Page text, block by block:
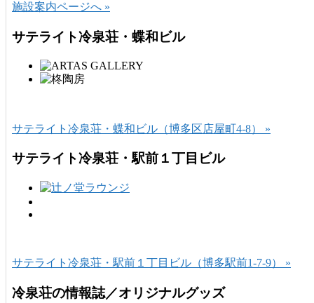
施設案内ページへ »
サテライト冷泉荘・蝶和ビル
サテライト冷泉荘・蝶和ビル（博多区店屋町4-8） »
サテライト冷泉荘・駅前１丁目ビル
サテライト冷泉荘・駅前１丁目ビル（博多駅前1-7-9） »
冷泉荘の情報誌／オリジナルグッズ